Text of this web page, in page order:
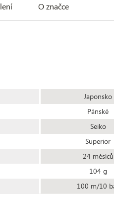
O značce
Japonsko
Pánské
Seiko
Superior
24 měsíců
104 g
100 m/10